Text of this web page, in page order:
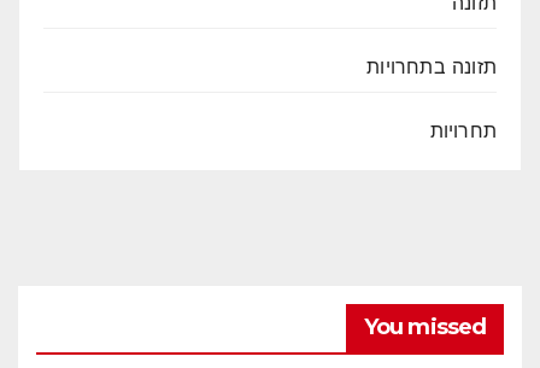
תזונה בתחרויות
תחרויות
You missed